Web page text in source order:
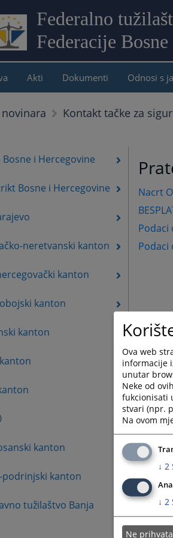
Federalno
Federacije
Akti Dokumenti Odnosi s
Kontakt tačke za
i Hercegovine
Bosne i Hercegovine
neretvanski kanton
kanton
kanton
kanton
kanton
podrinjski kanton
tužilaštvo Banja
Nacrt
Podaci
Podaci
Ova web
informacije
unutar
Neke od
fukcionisati
stvari (npr.
Na ovom
↓ 2
↓ 2
Ne